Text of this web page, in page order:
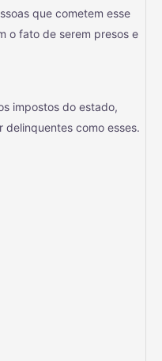
que cometem esse
o fato de serem presos e
impostos do estado,
como esses.